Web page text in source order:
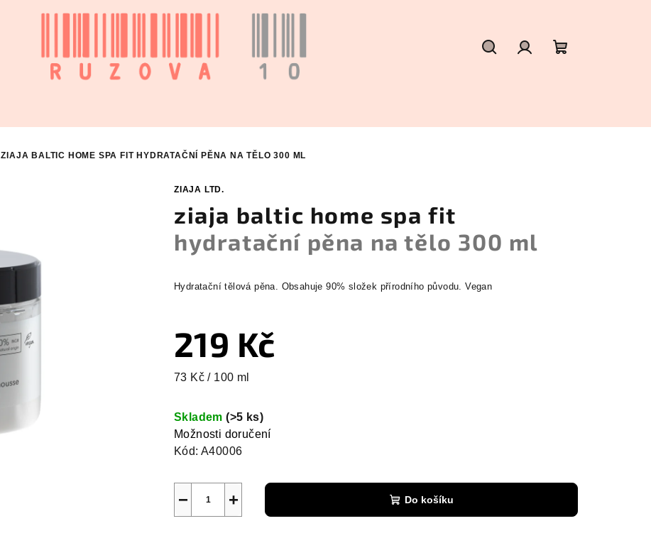
ZIAJA BALTIC HOME SPA FITHYDRATAČNÍ PĚNA NA TĚLO 300 ML
ZIAJA LTD.
ziaja baltic home spa fit
hydratační pěna na tělo 300 ml
Hydratační tělová pěna. Obsahuje 90% složek přírodního původu. Vegan
219 Kč
Měrná
73 Kč / 100 ml
Skladem(>5 ks)
Možnosti doručení
Kód: A40006
+
− Do košíku